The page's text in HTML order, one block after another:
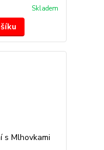
Skladem